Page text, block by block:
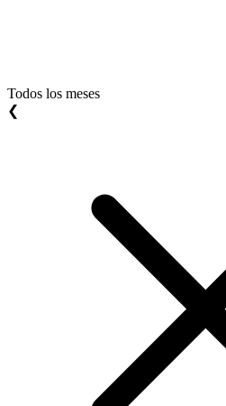
Todos los meses
❮